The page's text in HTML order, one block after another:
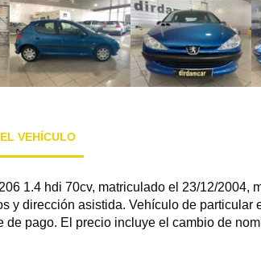
VEHÍCULO
1.4 hdi 70cv, matriculado el 23/12/
y dirección asistida. Vehículo de
de pago. El precio incluye el cambio de